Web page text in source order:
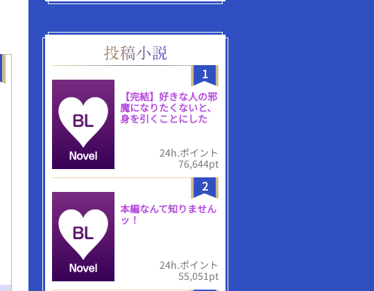
1
【完結】好きな人の邪
魔になりたくないと、
身を引くことにした
24h.ポイント
76,644pt
2
本編なんて知りません
ッ！
24h.ポイント
55,051pt